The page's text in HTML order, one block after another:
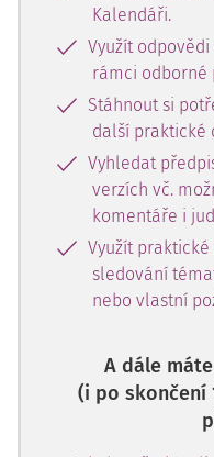
Kalendáři.
Využít
rámci odborné
Stáhnout si
další praktické
Vyhledat
verzích vč.
komentáře i
Využít
sledování
nebo vlastní
A dále
(i po skončení